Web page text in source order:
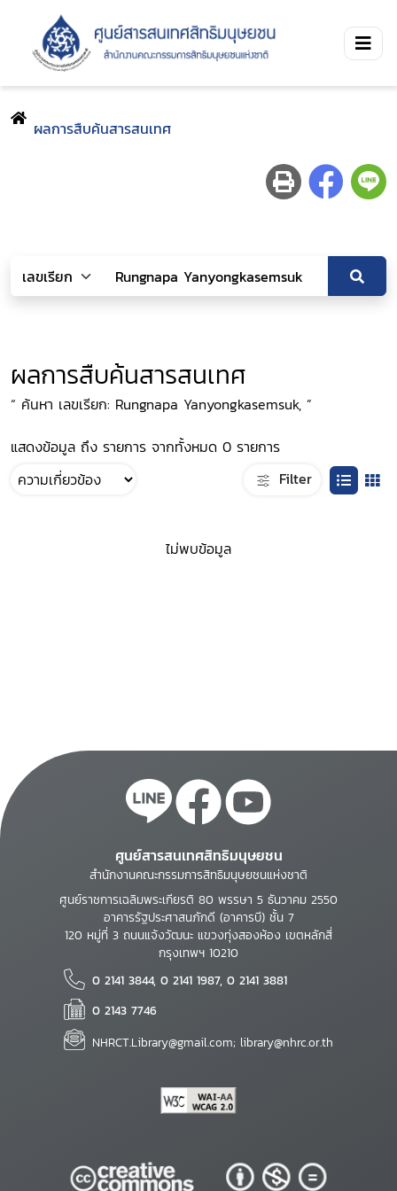
ผลการสืบค้นสารสนเทศ
ผลการสืบค้นสารสนเทศ
“ ค้นหา เลขเรียก: Rungnapa Yanyongkasemsuk, ”
แสดงข้อมูล ถึง รายการ จากทั้งหมด 0 รายการ
Filter
ไม่พบข้อมูล
ศูนย์สารสนเทศสิทธิมนุษยชน
สำนักงานคณะกรรมการสิทธิมนุษยชนแห่งชาติ
ศูนย์ราชการเฉลิมพระเกียรติ 80 พรรษา 5 ธันวาคม 2550
อาคารรัฐประศาสนภักดี (อาคารบี) ชั้น 7
120 หมู่ที่ 3 ถนนแจ้งวัฒนะ แขวงทุ่งสองห้อง เขตหลักสี่
กรุงเทพฯ 10210
0 2141 3844, 0 2141 1987, 0 2141 3881
0 2143 7746
NHRCT.Library@gmail.com; library@nhrc.or.th